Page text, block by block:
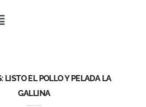
LISTO EL POLLO Y PELADA LA
GALLINA